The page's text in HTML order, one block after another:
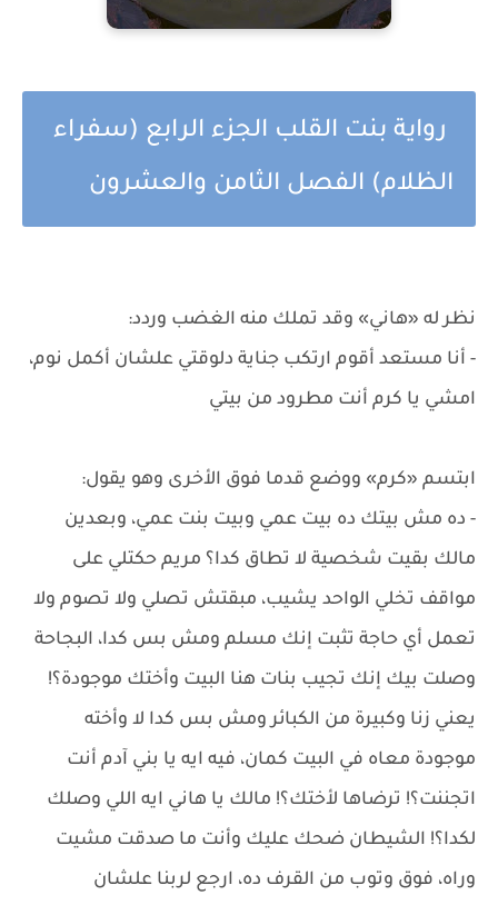
رواية بنت القلب الجزء الرابع (سفراء
الظلام) الفصل الثامن والعشرون
نظر له «هاني» وقد تملك منه الغضب وردد:
- أنا مستعد أقوم ارتكب جناية دلوقتي علشان أكمل نوم،
امشي يا كرم أنت مطرود من بيتي
ابتسم «كرم» ووضع قدما فوق الأخرى وهو يقول:
- ده مش بيتك ده بيت عمي وبيت بنت عمي، وبعدين
مالك بقيت شخصية لا تطاق كدا؟ مريم حكتلي على
مواقف تخلي الواحد يشيب، مبقتش تصلي ولا تصوم ولا
تعمل أي حاجة تثبت إنك مسلم ومش بس كدا، البجاحة
وصلت بيك إنك تجيب بنات هنا البيت وأختك موجودة؟!
يعني زنا وكبيرة من الكبائر ومش بس كدا لا وأخته
موجودة معاه في البيت كمان، فيه ايه يا بني آدم أنت
اتجننت؟! ترضاها لأختك؟! مالك يا هاني ايه اللي وصلك
لكدا؟! الشيطان ضحك عليك وأنت ما صدقت مشيت
وراه، فوق وتوب من القرف ده، ارجع لربنا علشان